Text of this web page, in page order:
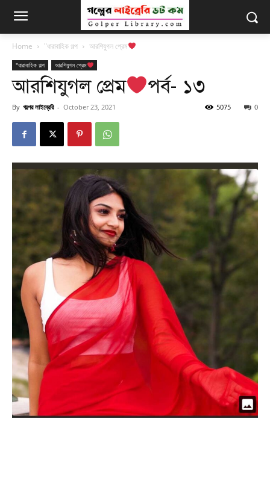
Home "ধারাবাহিক গল্প আরশিযুগল প্রেম
"ধারাবাহিক গল্প আরশিযুগল প্রেম
আরশিযুগল প্রেম পর্ব- ১৩
By গল্পের লাইব্রেরি - October 23, 2021 0
5075